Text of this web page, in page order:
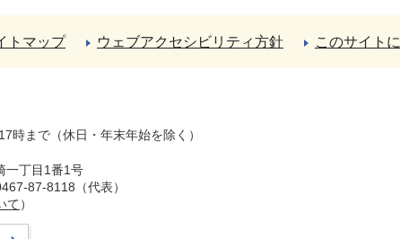
トマップ ウェブアクセシビリティ方針 このサイト
まで（休日・年末年始を除く）
一丁目1番1号
87-8118（代表）
て）